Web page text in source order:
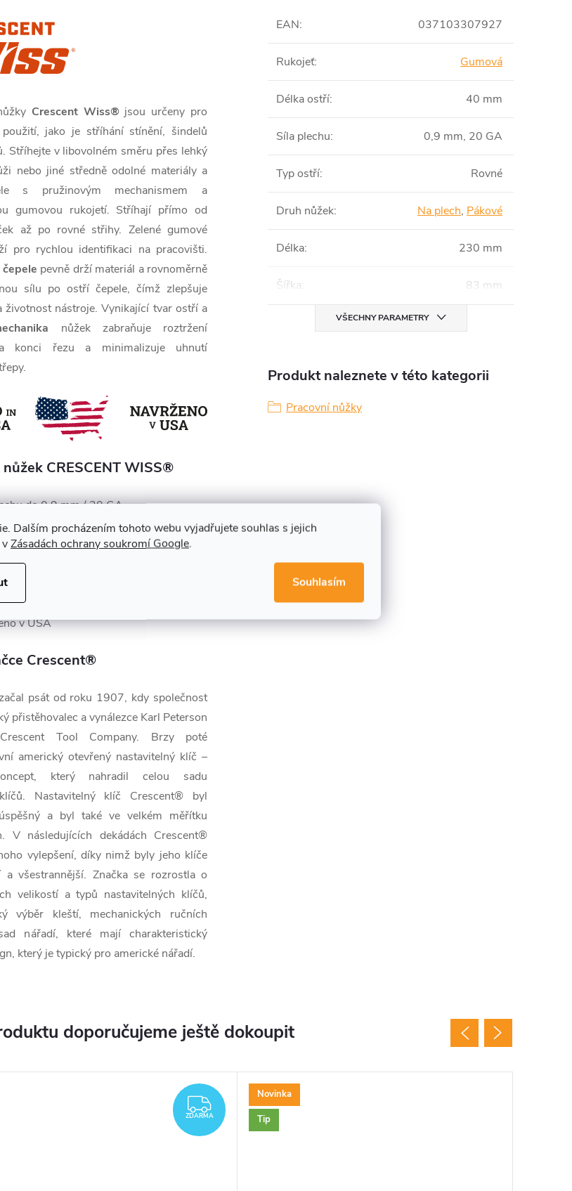
Dalším procházením tohoto webu vyjadřujete souhlas s jejich
vZásadách ochrany soukromí Google.
Souhlasím
Crescent Wiss®jsou určeny pro
jako je stříhání stínění, šindelů
Stříhejte v libovolném směru přes lehký
nebo jiné středně odolné materiály a
s pružinovým mechanismem a
gumovou rukojetí. Stříhají přímo od
až po rovné střihy. Zelené gumové
pro rychlou identifikaci na pracovišti.
pevně drží materiál a rovnoměrně
sílu po ostří čepele, čímž zlepšuje
životnost nástroje. Vynikající tvar ostří a
nůžek zabraňuje roztržení
konci řezu a minimalizuje uhnutí
CRESCENT WISS®
do 0,9 mm / 20 GA
model
americký design
vroubkované ostří
gumové rukojeti
v USA
Crescent®
psát od roku 1907, kdy společnost
přistěhovalec a vynálezce Karl Peterson
Tool Company. Brzy poté
americký otevřený nastavitelný klíč –
který nahradil celou sadu
Nastavitelný klíč Crescent® byl
a byl také ve velkém měřítku
V následujících dekádách Crescent®
vylepšení, díky nimž byly jeho klíče
a všestrannější. Značka se rozrostla o
velikostí a typů nastavitelných klíčů,
výběr kleští, mechanických ručních
nářadí, které mají charakteristický
který je typický pro americké nářadí.
EAN: 037103307927
Rukojeť: Gumová
Délka ostří: 40 mm
Síla plechu: 0,9 mm, 20 GA
Typ ostří: Rovné
Druh nůžek: Na plech, Pákové
Délka: 230 mm
Šířka: 83 mm
VŠECHNY PARAMETRY
Produkt naleznete v této kategorii
Pracovní nůžky
doporučujeme ještě dokoupit
ZDARMA
ZDARMA
Novinka
Tip